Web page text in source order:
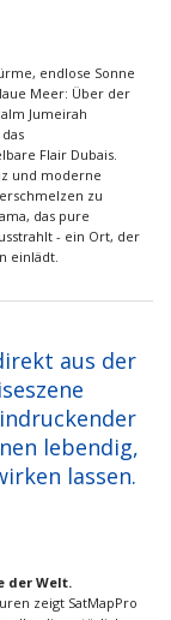
endlose Sonne
Meer: Über der
Jumeirah
Flair Dubais.
und moderne
zu
das pure
- ein Ort, der
einlädt.
aus der
lebendig,
lassen.
der Welt.
zeigt SatMapPro